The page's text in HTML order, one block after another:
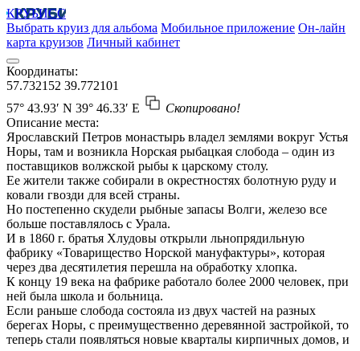
КРУБИСС
Выбрать круиз для альбома Мобильное приложение Он-лайн
карта круизов Личный кабинет
Координаты:
57.732152 39.772101
57° 43.93′ N 39° 46.33′ E
Скопировано!
Описание места:
Ярославский Петров монастырь владел землями вокруг Устья
Норы, там и возникла Норская рыбацкая слобода – один из
поставщиков волжской рыбы к царскому столу.
Ее жители также собирали в окрестностях болотную руду и
ковали гвозди для всей страны.
Но постепенно скудели рыбные запасы Волги, железо все
больше поставлялось с Урала.
И в 1860 г. братья Хлудовы открыли льнопрядильную
фабрику «Товарищество Норской мануфактуры», которая
через два десятилетия перешла на обработку хлопка.
К концу 19 века на фабрике работало более 2000 человек, при
ней была школа и больница.
Если раньше слобода состояла из двух частей на разных
берегах Норы, с преимущественно деревянной застройкой, то
теперь стали появляться новые кварталы кирпичных домов, и